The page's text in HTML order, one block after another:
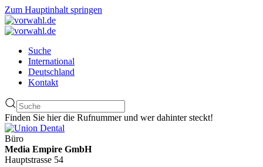
Zum Hauptinhalt springen
Suche
International
Deutschland
Kontakt
Finden Sie hier die Rufnummer und wer dahinter steckt!
Büro
Media Empire GmbH
Hauptstrasse 54